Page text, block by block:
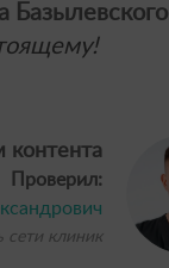
контента
Проверил:
сети клиник